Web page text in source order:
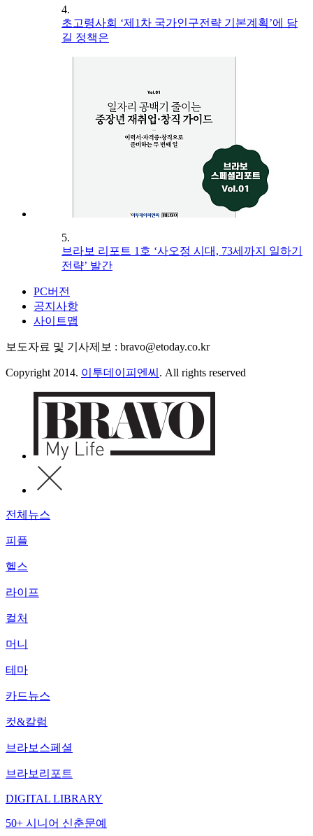
4.
초고령사회 ‘제1차 국가인구전략 기본계획’에 담
길 정책은
5.
브라보 리포트 1호 ‘사오정 시대, 73세까지 일하기
전략’ 발간
PC버전
공지사항
사이트맵
보도자료 및 기사제보 : bravo@etoday.co.kr
Copyright 2014. 이투데이피엔씨 . All rights reserved
전체뉴스
피플
헬스
라이프
컬처
머니
테마
카드뉴스
컷&칼럼
브라보스페셜
브라보리포트
DIGITAL LIBRARY
50+ 시니어 신춘문예